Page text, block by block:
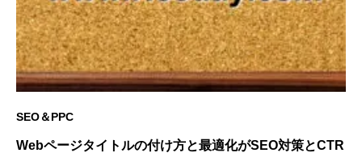
SEO＆PPC
Webページタイトルの付け方と最適化がSEO対策とCTR